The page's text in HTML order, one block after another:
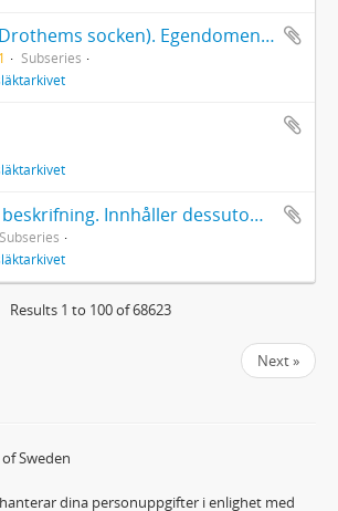
Tomtaholm (Drothems socken). Egendomen Tomtaholm med underlydande gårdar köptes av bergsrådet Alexander Funck 1770. Den bundna volymen inleds med en historisk beskrivning av egendomen gjord av Gustaf Johan Funck. Nr 1 i samma volym är ett brev från Johan Banér (1596-1641) till översten Otto von Sack, 06.07.1637
Subseries
Runstafwens beskrifning. Innhåller dessutom 1 brev (1968) till Olof von Feilitzen.
Subseries
Results 1 to 100 of 68623
Next »
Sweden
dina personuppgifter i enlighet med